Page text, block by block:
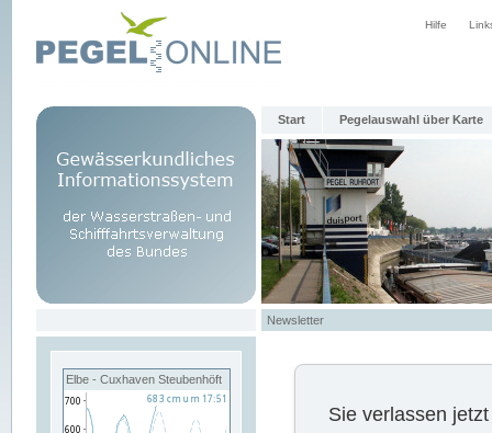
Hilfe
Start Pegelauswahl über Karte
Newsletter
Elbe - Cuxhaven Steubenhöft
Sie verlassen